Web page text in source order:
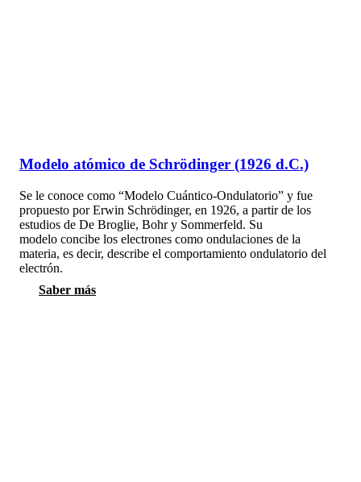
Modelo atómico de Schrödinger (1926 d.C.)
Se le conoce como “Modelo Cuántico-Ondulatorio” y fue
propuesto por Erwin Schrödinger, en 1926, a partir de los
estudios de De Broglie, Bohr y Sommerfeld. Su
modelo concibe los electrones como ondulaciones de la
materia, es decir, describe el comportamiento ondulatorio del
electrón.
Saber más